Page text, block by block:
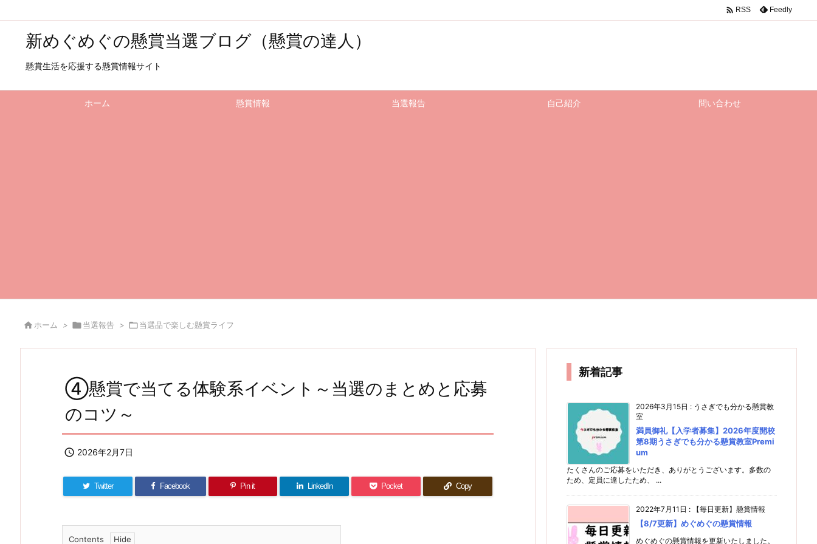
新めぐめぐの懸賞当選ブログ（懸賞の達人）
懸賞生活を応援する懸賞情報サイト
ホーム 懸賞情報 当選報告 自己紹介 問い合わせ
 RSS Feedly
 ホーム > 当選報告 > 当選品で楽しむ懸賞ライフ
④懸賞で当てる体験系イベント～当選のまとめと応募
のコツ～
 2026年2月7日
Twitter Facebook Pin it LinkedIn Pocket Copy
Contents
新着記事
2026年3月15日 : うさぎでも分かる懸賞教
室
満員御礼【入学者募集】2026年度開校
第8期うさぎでも分かる懸賞教室Premi
um
たくさんのご応募をいただき、ありがとうございます。多数の
ため、定員に達したため、 ...
2022年7月11日 : 【毎日更新】懸賞情報
【8/7更新】めぐめぐの懸賞情報
めぐめぐの懸賞情報を更新いたしました。